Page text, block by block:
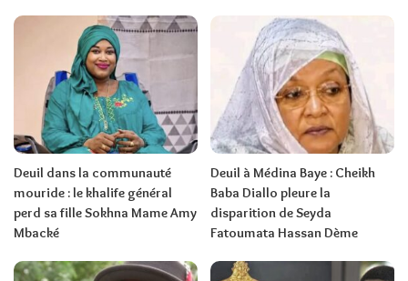
Deuil dans la communauté
mouride : le khalife général
perd sa fille Sokhna Mame Amy
Mbacké
Deuil à Médina Baye : Cheikh
Baba Diallo pleure la
disparition de Seyda
Fatoumata Hassan Dème